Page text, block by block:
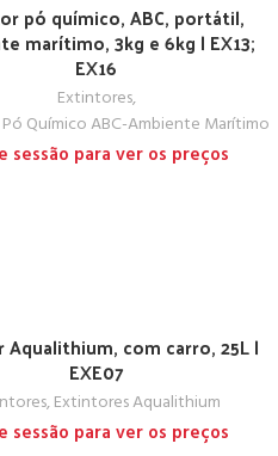
pó químico, ABC, portátil,
marítimo, 3kg e 6kg | EX13;
EX16
Extintores,
Químico ABC-Ambiente Marítimo
sessão para ver os preços
com carro, 25L |
EXE07
,Extintores Aqualithium
sessão para ver os preços